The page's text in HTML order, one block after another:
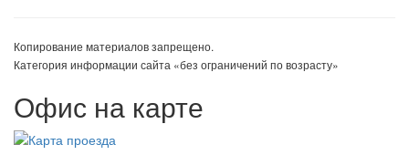
Копирование материалов запрещено.
Категория информации сайта «без ограничений по возрасту»
Офис на карте